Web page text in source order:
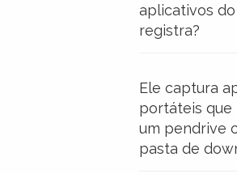
aplicativos
registra?
Ele captura
portáteis que
um pendrive
pasta de